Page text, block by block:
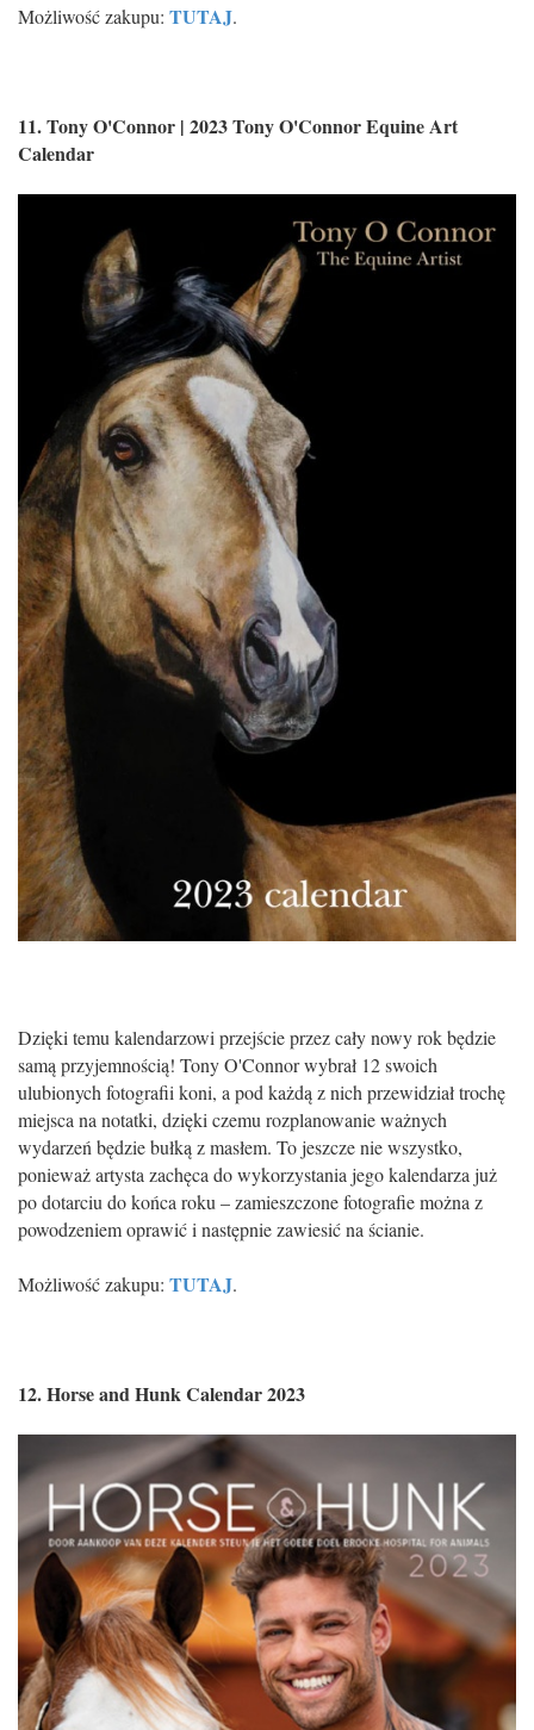
Możliwość zakupu: TUTAJ.
11. Tony O'Connor | 2023 Tony O'Connor Equine Art
Calendar
Dzięki temu kalendarzowi przejście przez cały nowy rok będzie
samą przyjemnością! Tony O'Connor wybrał 12 swoich
ulubionych fotografii koni, a pod każdą z nich przewidział trochę
miejsca na notatki, dzięki czemu rozplanowanie ważnych
wydarzeń będzie bułką z masłem. To jeszcze nie wszystko,
ponieważ artysta zachęca do wykorzystania jego kalendarza już
po dotarciu do końca roku – zamieszczone fotografie można z
powodzeniem oprawić i następnie zawiesić na ścianie.
Możliwość zakupu: TUTAJ.
12. Horse and Hunk Calendar 2023